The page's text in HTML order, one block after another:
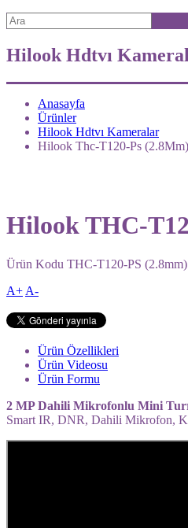
Hilook Hdtvı
Anasayfa
Ürünler
Hilook Hdtvı Kameralar
Hilook Thc-T120-Ps
Hilook THC-
Ürün Kodu THC-T120-PS (2.8mm)
A+ A-
Ürün Özellikleri
Ürün Videosu
Ürün Formu
2 MP Dahili Mikrofonlu Mini
Smart IR, DNR, Dahili Mikrofon,